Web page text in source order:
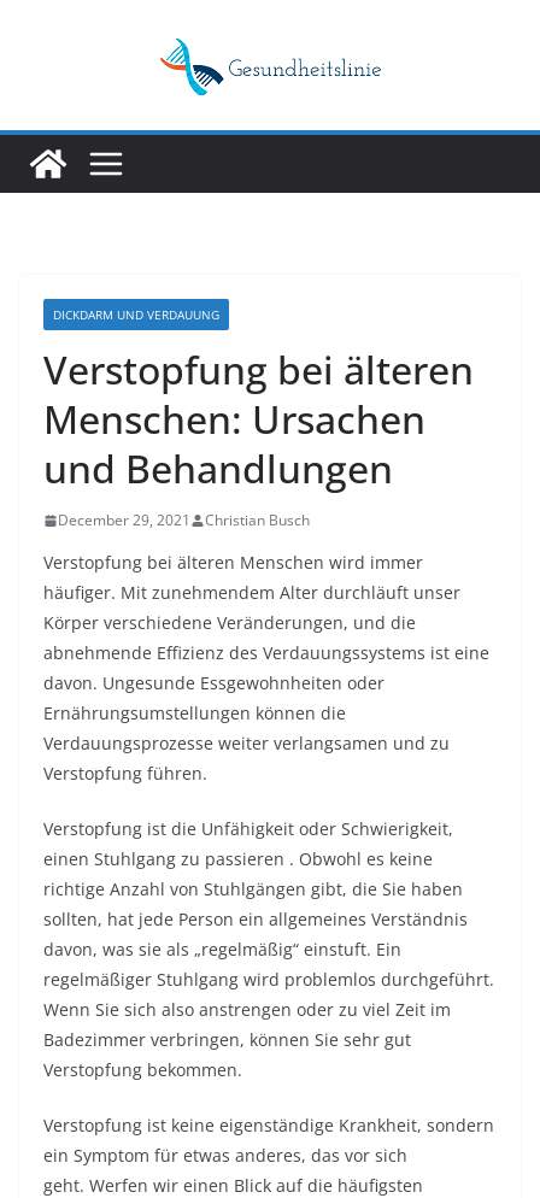
DICKDARM UND VERDAUUNG
Verstopfung bei älteren
Menschen: Ursachen
und Behandlungen
December 29, 2021 Christian Busch
Verstopfung bei älteren Menschen wird immer
häufiger. Mit zunehmendem Alter durchläuft unser
Körper verschiedene Veränderungen, und die
abnehmende Effizienz des Verdauungssystems ist eine
davon. Ungesunde Essgewohnheiten oder
Ernährungsumstellungen können die
Verdauungsprozesse weiter verlangsamen und zu
Verstopfung führen.
Verstopfung ist die Unfähigkeit oder Schwierigkeit,
einen Stuhlgang zu passieren . Obwohl es keine
richtige Anzahl von Stuhlgängen gibt, die Sie haben
sollten, hat jede Person ein allgemeines Verständnis
davon, was sie als „regelmäßig“ einstuft. Ein
regelmäßiger Stuhlgang wird problemlos durchgeführt.
Wenn Sie sich also anstrengen oder zu viel Zeit im
Badezimmer verbringen, können Sie sehr gut
Verstopfung bekommen.
Verstopfung ist keine eigenständige Krankheit, sondern
ein Symptom für etwas anderes, das vor sich
geht. Werfen wir einen Blick auf die häufigsten